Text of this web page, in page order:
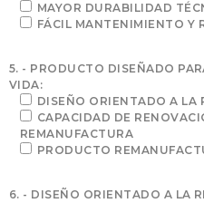
MAYOR DURABILIDAD
FÁCIL MANTENIMIENTO Y
5. - PRODUCTO DISEÑADO
VIDA:
DISEÑO ORIENTADO A LA
CAPACIDAD DE
REMANUFACTURA
PRODUCTO
6. - DISEÑO ORIENTADO A LA